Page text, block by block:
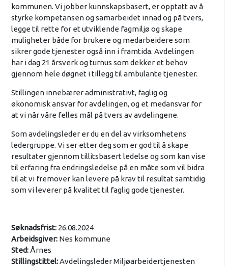
kommunen. Vi jobber kunnskapsbasert, er opptatt av å
styrke kompetansen og samarbeidet innad og på tvers,
legge til rette for et utviklende fagmiljø og skape
muligheter både for brukere og medarbeidere som
sikrer gode tjenester også inn i framtida. Avdelingen
har i dag 21 årsverk og turnus som dekker et behov
gjennom hele døgnet i tillegg til ambulante tjenester.
Stillingen innebærer administrativt, faglig og
økonomisk ansvar for avdelingen, og et medansvar for
at vi når våre felles mål på tvers av avdelingene.
Som avdelingsleder er du en del av virksomhetens
ledergruppe. Vi ser etter deg som er god til å skape
resultater gjennom tillitsbasert ledelse og som kan vise
til erfaring fra endringsledelse på en måte som vil bidra
til at vi fremover kan levere på krav til resultat samtidig
som vi leverer på kvalitet til faglig gode tjenester.
Søknadsfrist:26.08.2024
Arbeidsgiver:Nes kommune
Sted:Årnes
Stillingstittel:Avdelingsleder Miljøarbeidertjenesten